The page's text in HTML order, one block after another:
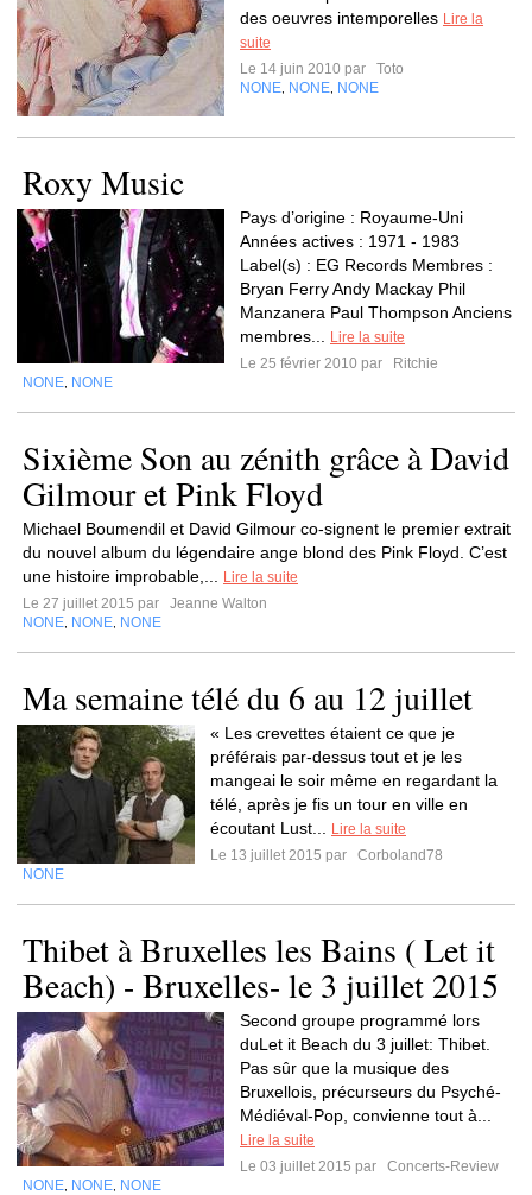
des oeuvres intemporelles Lire la
suite
Le 14 juin 2010 par
Toto
NONE NONE NONE
Roxy Music
Pays d’origine : Royaume-Uni
Années actives : 1971 - 1983
Label(s) : EG Records Membres :
Bryan Ferry Andy Mackay Phil
Manzanera Paul Thompson Anciens
membres...
Lire la suite
Le 25 février 2010 par
Ritchie
NONE NONE
Sixième Son au zénith grâce à David
Gilmour et Pink Floyd
Michael Boumendil et David Gilmour co-signent le premier extrait
du nouvel album du légendaire ange blond des Pink Floyd. C’est
une histoire improbable,...
Lire la suite
Le 27 juillet 2015 par
Jeanne Walton
NONE NONE NONE
Ma semaine télé du 6 au 12 juillet
« Les crevettes étaient ce que je
préférais par-dessus tout et je les
mangeai le soir même en regardant la
télé, après je fis un tour en ville en
écoutant Lust...
Lire la suite
Le 13 juillet 2015 par
Corboland78
NONE
Thibet à Bruxelles les Bains ( Let it
Beach) - Bruxelles- le 3 juillet 2015
Second groupe programmé lors
duLet it Beach du 3 juillet: Thibet.
Pas sûr que la musique des
Bruxellois, précurseurs du Psyché-
Médiéval-Pop, convienne tout à...
Lire la suite
Le 03 juillet 2015 par
Concerts-Review
NONE NONE NONE